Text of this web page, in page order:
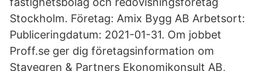
Stockholm. Företag: Amix Bygg AB Arbetsort:
Publiceringdatum: 2021-01-31. Om jobbet
Proff.se ger dig företagsinformation om
Stavegren & Partners Ekonomikonsult AB,